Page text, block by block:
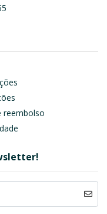
reembolso